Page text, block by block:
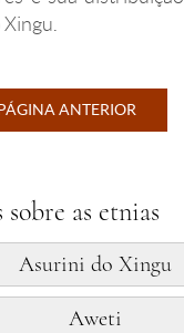
ANTERIOR
sobre as etnias
Asurini do Xingu
Aweti